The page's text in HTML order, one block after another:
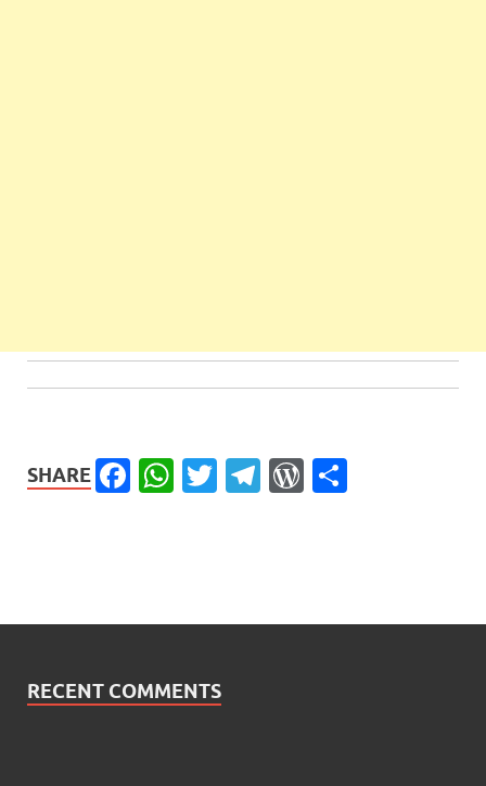
SHARE Facebook
WhatsApp
Twitter
Telegram
WordPress
RECENT COMMENTS